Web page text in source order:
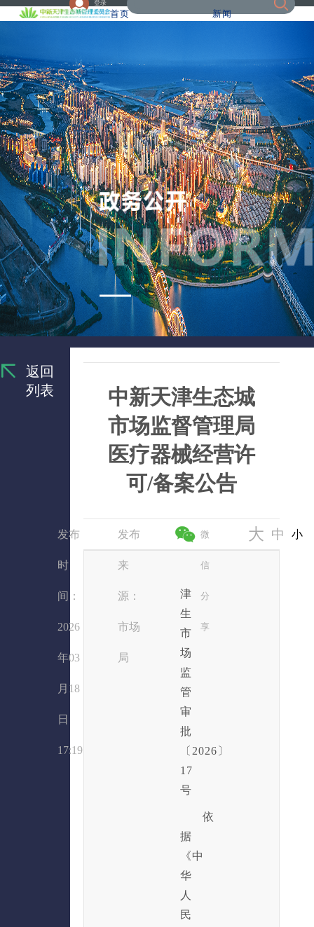
登录
首页 新闻
返回
列表
中新天津生态城
市场监督管理局
医疗器械经营许
可/备案公告
发布
时
间：
2026
年03
月18
日
17:19
发布
来
源：
市场
局
微
信
分
享
大 中 小
津
生
市
场
监
管
审
批
〔2026〕
17
号
依
据
《中
华
人
民